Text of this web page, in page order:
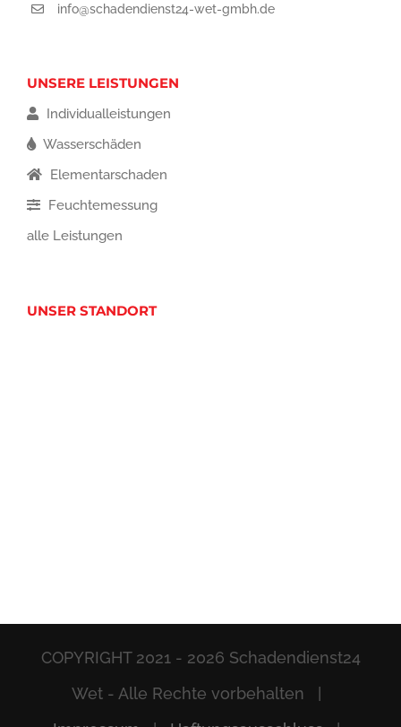
info@schadendienst24-wet-gmbh.de
UNSERE LEISTUNGEN
Individualleistungen
Wasserschäden
Elementarschaden
Feuchtemessung
alle Leistungen
UNSER STANDORT
COPYRIGHT 2021 - 2026 Schadendienst24
Wet - Alle Rechte vorbehalten |